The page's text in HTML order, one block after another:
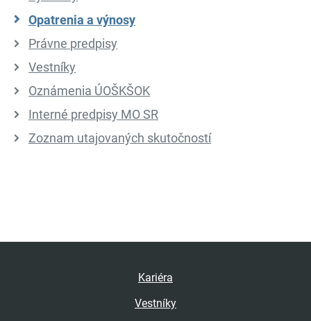
Opatrenia a výnosy
Právne predpisy
Vestníky
Oznámenia ÚOŠKŠOK
Interné predpisy MO SR
Zoznam utajovaných skutočností
Kariéra
Vestníky